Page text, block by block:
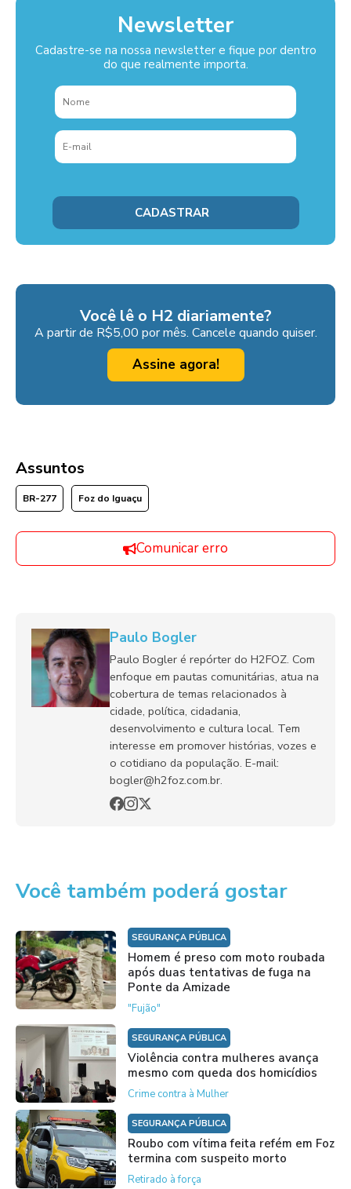
Newsletter
Cadastre-se na nossa newsletter e fique por dentro
do que realmente importa.
Você lê o H2 diariamente?
A partir de R$5,00 por mês. Cancele quando quiser.
Assine agora!
Assuntos
BR-277 Foz do Iguaçu
Comunicar erro
Paulo Bogler
Paulo Bogler é repórter do H2FOZ. Com
enfoque em pautas comunitárias, atua na
cobertura de temas relacionados à
cidade, política, cidadania,
desenvolvimento e cultura local. Tem
interesse em promover histórias, vozes e
o cotidiano da população. E-mail:
bogler@h2foz.com.br.
Você também poderá gostar
SEGURANÇA PÚBLICA
Homem é preso com moto roubada
após duas tentativas de fuga na
Ponte da Amizade
"Fujão"
SEGURANÇA PÚBLICA
Violência contra mulheres avança
mesmo com queda dos homicídios
Crime contra à Mulher
SEGURANÇA PÚBLICA
Roubo com vítima feita refém em Foz
termina com suspeito morto
Retirado à força